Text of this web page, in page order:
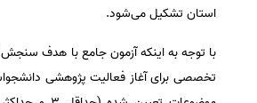
استان تشکیل می‌شود.
با توجه به اینکه آزمون جامع با هدف سنجش
تخصصی برای آغاز فعالیت پژوهشی